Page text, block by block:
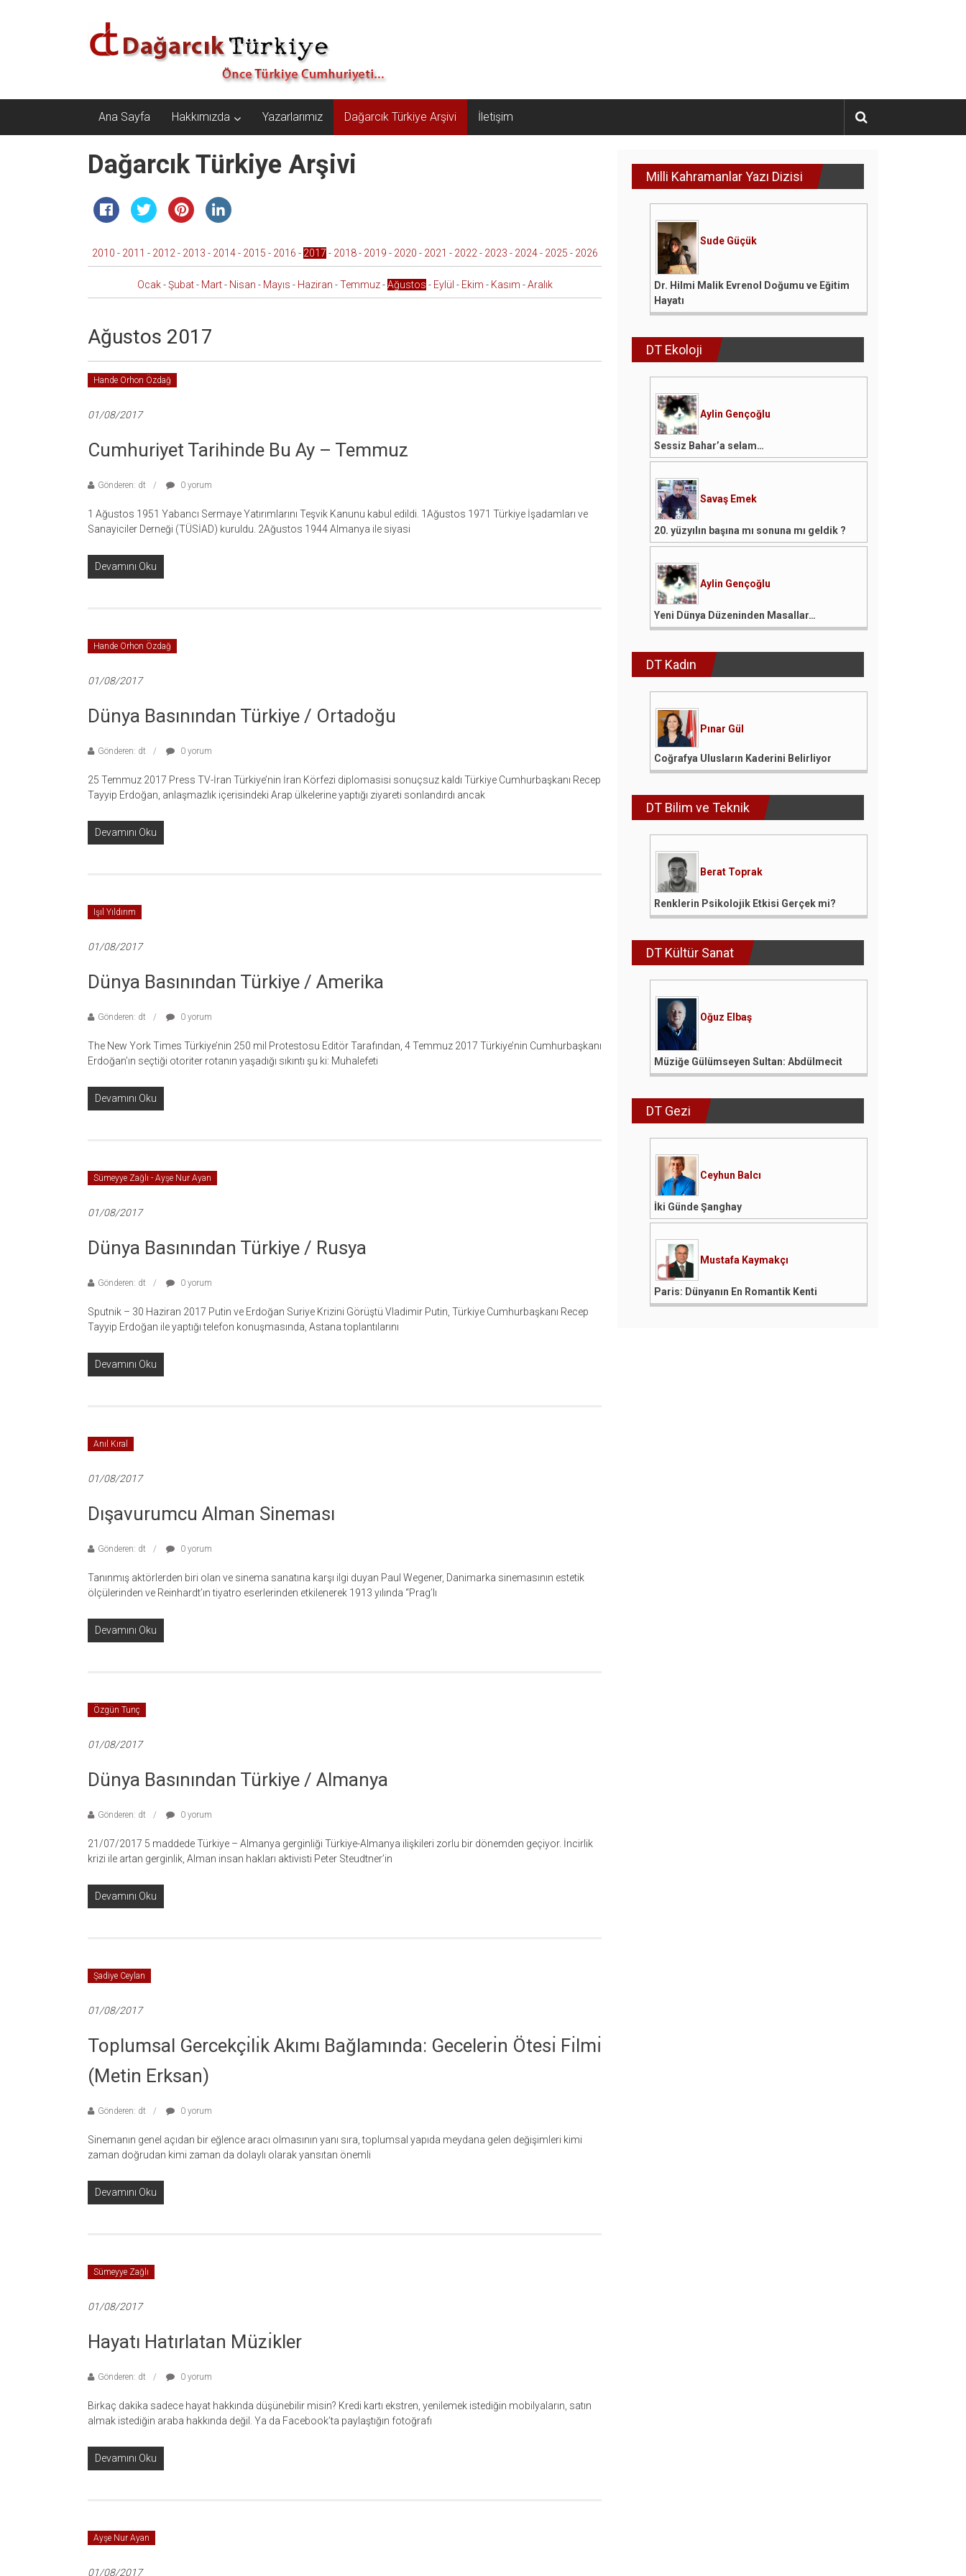
Dağarcık
Türkiye
Türkiye
Cumhuriyeti…
Ana Sayfa Hakkımızda Yazarlarımız Dağarcık Türkiye Arşivi İletişim
Dağarcık Türkiye Arşivi
2010 - 2011 - 2012 - 2013 - 2014- 2015 - 2016 - 2017 - 2018- 2019 - 2020 - 2021 - 2022 - 2023 - 2024- 2025 - 2026
Ocak-Şubat- Mart- Nisan - Mayıs - Haziran -Temmuz-Ağustos - Eylül - Ekim - Kasım -Aralık
Ağustos 2017
Hande Orhon Özdağ
01/08/2017
Cumhuriyet Tarihinde Bu Ay – Temmuz
Gönderen: dt 0 yorum
1 Ağustos 1951 Yabancı Sermaye Yatırımlarını Teşvik Kanunu kabul edildi. 1Ağustos 1971 Türkiye İşadamları ve
Sanayiciler Derneği (TÜSİAD) kuruldu. 2Ağustos 1944 Almanya ile siyasi
Devamını Oku
Hande Orhon Özdağ
01/08/2017
Dünya Basınından Türkiye / Ortadoğu
Gönderen: dt 0 yorum
25 Temmuz 2017 Press TV-İran Türkiye’nin İran Körfezi diplomasisi sonuçsuz kaldı Türkiye Cumhurbaşkanı Recep
Tayyip Erdoğan, anlaşmazlık içerisindeki Arap ülkelerine yaptığı ziyareti sonlandırdı ancak
Devamını Oku
Işıl Yıldırım
01/08/2017
Dünya Basınından Türkiye / Amerika
Gönderen: dt 0 yorum
The New York Times Türkiye’nin 250 mil Protestosu Editör Tarafından, 4 Temmuz 2017 Türkiye’nin Cumhurbaşkanı
Erdoğan’ın seçtiği otoriter rotanın yaşadığı sıkıntı şu ki: Muhalefeti
Devamını Oku
Sümeyye Zağlı - Ayşe Nur Ayan
01/08/2017
Dünya Basınından Türkiye / Rusya
Gönderen: dt 0 yorum
Sputnik – 30 Haziran 2017 Putin ve Erdoğan Suriye Krizini Görüştü Vladimir Putin, Türkiye Cumhurbaşkanı Recep
Tayyip Erdoğan ile yaptığı telefon konuşmasında, Astana toplantılarını
Devamını Oku
Anıl Kıral
01/08/2017
Dışavurumcu Alman Sineması
Gönderen: dt 0 yorum
Tanınmış aktörlerden biri olan ve sinema sanatına karşı ilgi duyan Paul Wegener, Danimarka sinemasının estetik
ölçülerinden ve Reinhardt’ın tiyatro eserlerinden etkilenerek 1913 yılında “Prag’lı
Devamını Oku
Özgün Tunç
01/08/2017
Dünya Basınından Türkiye / Almanya
Gönderen: dt 0 yorum
21/07/2017 5 maddede Türkiye – Almanya gerginliği Türkiye-Almanya ilişkileri zorlu bir dönemden geçiyor. İncirlik
krizi ile artan gerginlik, Alman insan hakları aktivisti Peter Steudtner’in
Devamını Oku
Şadiye Ceylan
01/08/2017
Toplumsal Gercekçı̇lı̇k Akımı Bağlamında: Gecelerı̇n Ötesı̇ Fı̇lmı̇
(Metin Erksan)
Gönderen: dt 0 yorum
Sinemanın genel açıdan bir eğlence aracı olmasının yanı sıra, toplumsal yapıda meydana gelen değişimleri kimi
zaman doğrudan kimi zaman da dolaylı olarak yansıtan önemli
Devamını Oku
Sümeyye Zağlı
01/08/2017
Hayatı Hatırlatan Müzı̇kler
Gönderen: dt 0 yorum
Birkaç dakika sadece hayat hakkında düşünebilir misin? Kredi kartı ekstren, yenilemek istediğin mobilyaların, satın
almak istediğin araba hakkında değil. Ya da Facebook’ta paylaştığın fotoğrafı
Devamını Oku
Ayşe Nur Ayan
01/08/2017
Milli Kahramanlar Yazı Dizisi
Sude Güçük
Dr. Hilmi Malik Evrenol Doğumu ve Eğitim
Hayatı
DT Ekoloji
Aylin Gençoğlu
Sessiz Bahar’a selam…
Savaş Emek
20. yüzyılın başına mı sonuna mı geldik ?
Aylin Gençoğlu
Yeni Dünya Düzeninden Masallar…
DT Kadın
Pınar Gül
Coğrafya Ulusların Kaderini Belirliyor
DT Bilim ve Teknik
Berat Toprak
Renklerin Psikolojik Etkisi Gerçek mi?
DT Kültür Sanat
Oğuz Elbaş
Müziğe Gülümseyen Sultan: Abdülmecit
DT Gezi
Ceyhun Balcı
İki Günde Şanghay
Mustafa Kaymakçı
Paris: Dünyanın En Romantik Kenti